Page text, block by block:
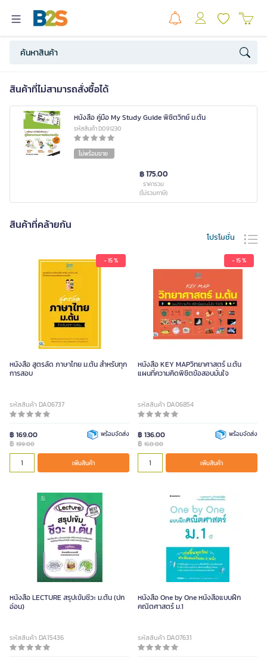
สินค้าที่ไม่สามารถสั่งซื้อได้
หนังสือ คู่มือ My Study Guide พิชิตวิทย์ ม.ต้น
รหัสสินค้า D091230
ไม่พร้อมขาย
฿ 175.00
ราคารวม
(ไม่รวมภาษี)
สินค้าที่คล้ายกัน
โปรโมชั่น
- 15 %
หนังสือ สูตรลัด ภาษาไทย ม.ต้น สำหรับทุก
การสอบ
รหัสสินค้า DA06737
฿ 169.00
฿ 199.00
พร้อมจัดส่ง
เพิ่มสินค้า
- 15 %
หนังสือ KEY MAPวิทยาศาสตร์ ม.ต้น
แผนที่ความคิดพิชิตข้อสอบมั่นใจ
รหัสสินค้า DA06854
฿ 136.00
฿ 160.00
พร้อมจัดส่ง
เพิ่มสินค้า
หนังสือ LECTURE สรุปเข้มชีวะ ม.ต้น (ปก
อ่อน)
รหัสสินค้า DA15436
หนังสือ One by One หนังสือแบบฝึก
คณิตศาสตร์ ม.1
รหัสสินค้า DA07631